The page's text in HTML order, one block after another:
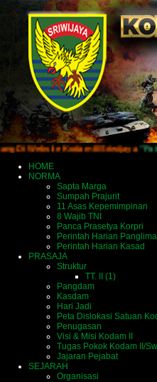
Kodam II/Sriwijaya "Patah
HOME
NORMA
Sapta Marga
Sumpah Prajurit
11 Asas Kepemimpinan
8 Wajib TNI
Panca Prasetya Korpri
Perintah Harian Panglima
Perintah Harian Kasad
PRASAJA
Struktur
TT. II (1)
Pangdam
Kasdam
Hari Jadi
Peta Dislokasi Satuan
Penugasan
Visi & Misi Kodam II
Tugas Pokok Kodam II/
Jajaran Pejabat
SEJARAH
Organisasi